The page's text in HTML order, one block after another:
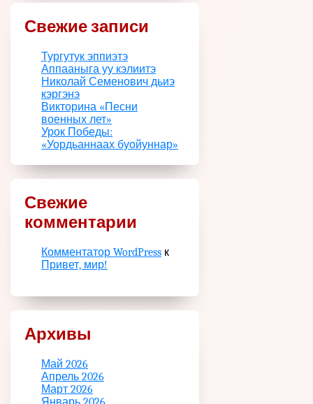
Свежие записи
Тургутук эппиэтэ
Аппааныга уу кэлиитэ
Николай Семенович дьиэ
кэргэнэ
Викторина «Песни
военных лет»
Урок Победы:
«Уордьаннаах буойуннар»
Свежие
комментарии
Комментатор WordPress к
Привет, мир!
Архивы
Май 2026
Апрель 2026
Март 2026